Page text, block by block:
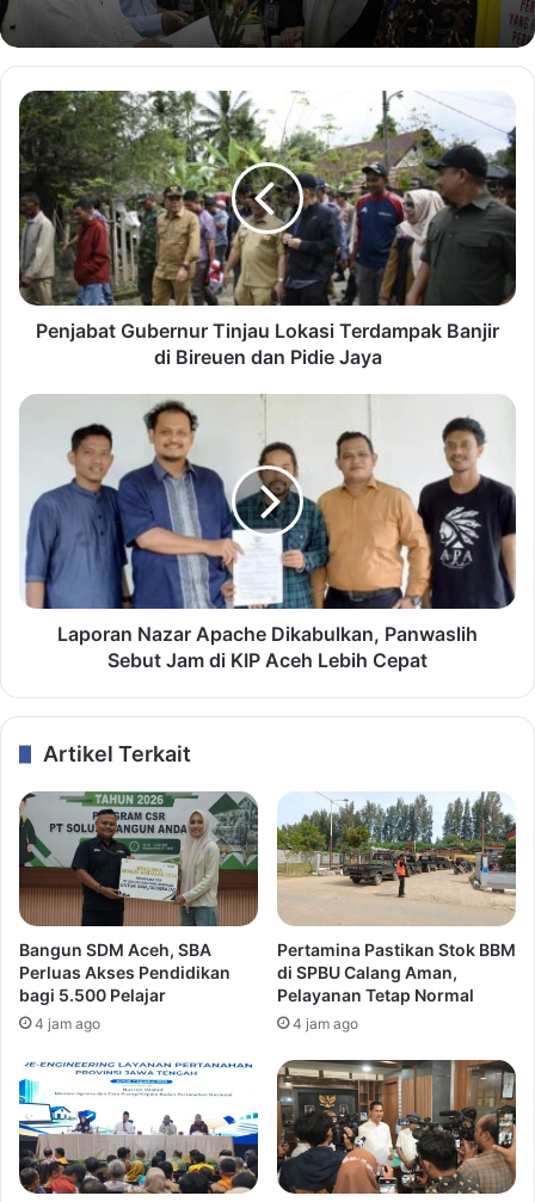
Penjabat Gubernur Tinjau Lokasi Terdampak Banjir
di Bireuen dan Pidie Jaya
Laporan Nazar Apache Dikabulkan, Panwaslih
Sebut Jam di KIP Aceh Lebih Cepat
Artikel Terkait
Bangun SDM Aceh, SBA
Perluas Akses Pendidikan
bagi 5.500 Pelajar
4 jam ago
Pertamina Pastikan Stok BBM
di SPBU Calang Aman,
Pelayanan Tetap Normal
4 jam ago